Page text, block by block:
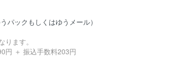
パックもしくはゆうメール）
ります。
円 ＋ 振込手数料203円